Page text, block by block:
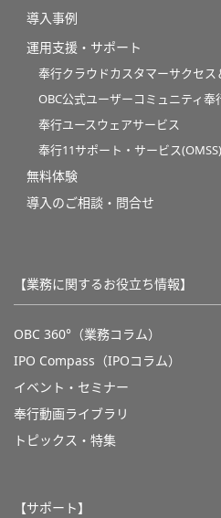
導入事例
運用支援・サポート
奉行クラウドカスタマーサクセス
OBC公式ユーザーコミュニティ奉
奉行ユースウェアサービス
奉行11サポート・サービス(OMSS)
無料体験
導入のご相談・問合せ
【業務に関するお役立ち情報】
OBC 360°（業務コラム）
IPO Compass（IPOコラム）
イベント・セミナー
奉行動画ライブラリ
トピックス・特集
【サポート】